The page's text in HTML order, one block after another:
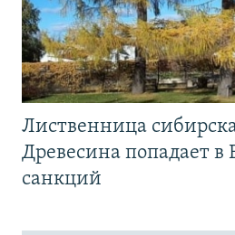
Лиственница
Древесина попадает в
санкций